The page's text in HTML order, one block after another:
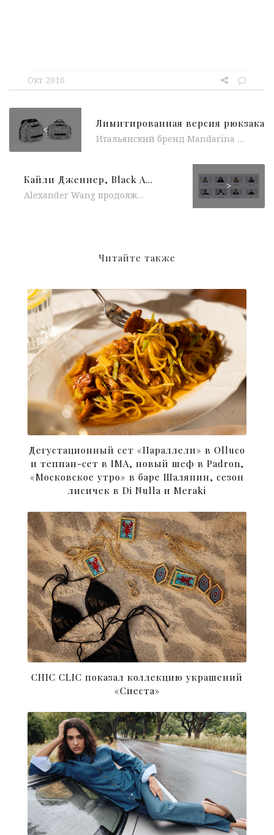
Окт 2016
<
Итальянский бренд Mandarina Duck совместно с концепт-стором 10 Corso Como представили лимитированную версию рюкзака из культовой коллекции Mandarina Duck Utility....
Кайли Дженнер, Black Atlass, A$AP Ferg и Hanne Gaby в новой рекламной компании Alexander Wang
Alexander Wang продолжает выкладывать тизеры новой рекламной компании, в которой приняли участие Кайли Дженер с бойфрендом, музыканты Black Atlass и...
>
Читайте также
Дегустационный сет «Параллели» в Olluco
и теппан-сет в IMA, новый шеф в Padron,
«Московское утро» в баре Шаляпин, сезон
лисичек в Di Nulla и Meraki
CHIC CLIC показал коллекцию украшений
«Сиеста»